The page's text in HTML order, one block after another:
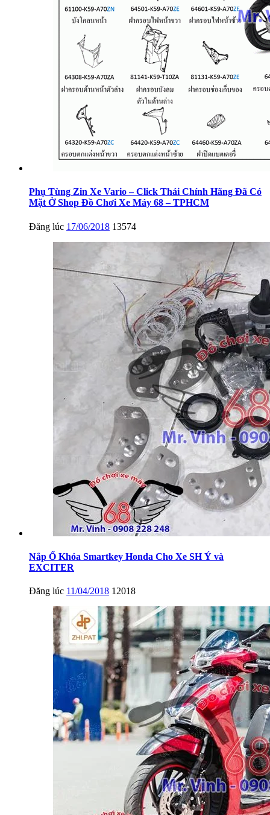
Phụ Tùng Zin Xe Vario – Click Thái Chính Hãng Đã Có
Mặt Ở Shop Đồ Chơi Xe Máy 68 – TPHCM
Đăng lúc 17/06/2018 13574
Nắp Ổ Khóa Smartkey Honda Cho Xe SH Ý và
EXCITER
Đăng lúc 11/04/2018 12018